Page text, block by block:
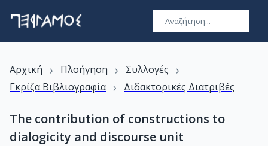
Αρχική › Πλοήγηση › Συλλογές ›
Γκρίζα Βιβλιογραφία › Διδακτορικές Διατριβές
The contribution of constructions to
dialogicity and discourse unit